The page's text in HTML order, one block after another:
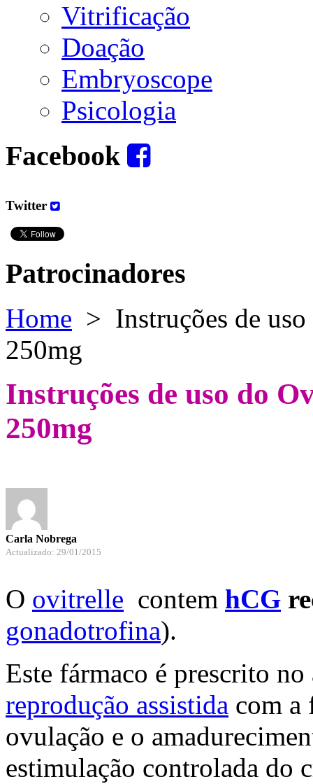
Vitrificação
Doação
Embryoscope
Psicologia
Facebook
Twitter
Patrocinadores
Home > Instruções de
250mg
Instruções de uso do
250mg
Carla Nobrega
Actualizado: 29/01/2015
O ovitrelle contem hCG
gonadotrofina).
Este fármaco é prescrito
reprodução assistida com a
ovulação e o
estimulação controlada do